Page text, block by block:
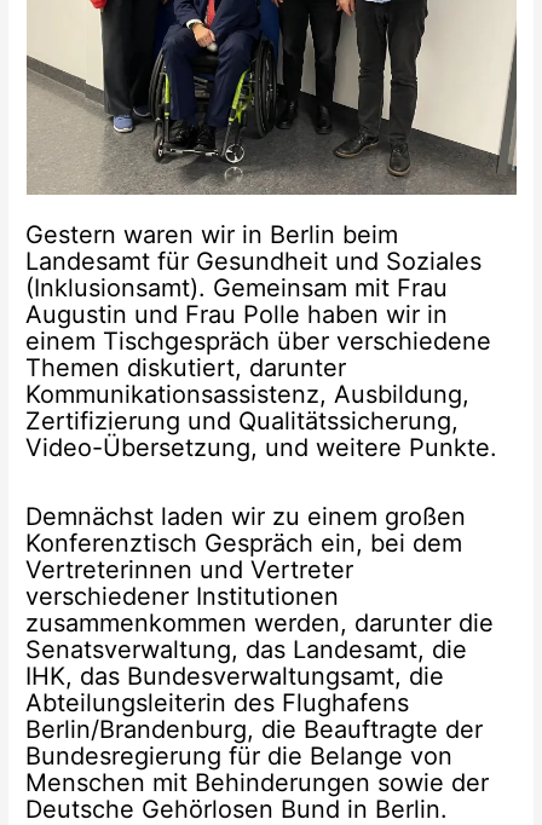
Gestern waren wir in Berlin beim
Landesamt für Gesundheit und Soziales
(Inklusionsamt). Gemeinsam mit Frau
Augustin und Frau Polle haben wir in
einem Tischgespräch über verschiedene
Themen diskutiert, darunter
Kommunikationsassistenz, Ausbildung,
Zertifizierung und Qualitätssicherung,
Video-Übersetzung, und weitere Punkte.
Demnächst laden wir zu einem großen
Konferenztisch Gespräch ein, bei dem
Vertreterinnen und Vertreter
verschiedener Institutionen
zusammenkommen werden, darunter die
Senatsverwaltung, das Landesamt, die
IHK, das Bundesverwaltungsamt, die
Abteilungsleiterin des Flughafens
Berlin/Brandenburg, die Beauftragte der
Bundesregierung für die Belange von
Menschen mit Behinderungen sowie der
Deutsche Gehörlosen Bund in Berlin.